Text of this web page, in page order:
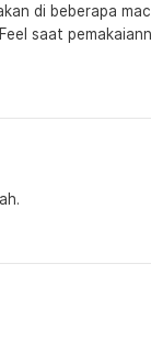
di beberapa
saat
bisa membeli